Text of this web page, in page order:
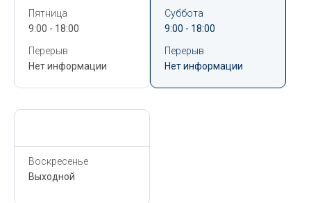
Пятница
9:00 - 18:00
Перерыв
Нет информации
Суббота
9:00 - 18:00
Перерыв
Нет информации
Воскресенье
Выходной